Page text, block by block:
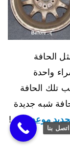
الحافة
واحدة
تلك الحافة
شبه جديدة
موعداليوم!
اتصل بنا